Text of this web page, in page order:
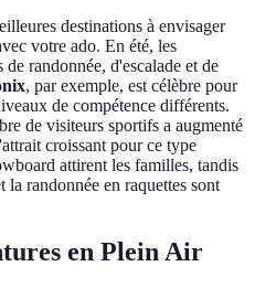
destinations à envisager
votre ado. En été, les
randonnée, d'escalade et de
, par exemple, est célèbre pour
de compétence différents.
de visiteurs sportifs a augmenté
croissant pour ce type
attirent les familles, tandis
la randonnée en raquettes sont
en Plein Air